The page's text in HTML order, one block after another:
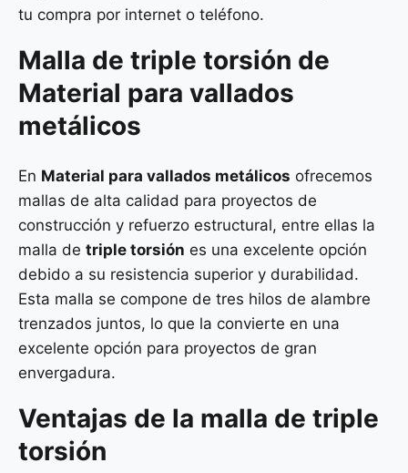
tu compra por internet o teléfono.
Malla de triple torsión de
Material para vallados
metálicos
En Material para vallados metálicos ofrecemos
mallas de alta calidad para proyectos de
construcción y refuerzo estructural, entre ellas la
malla de triple torsión es una excelente opción
debido a su resistencia superior y durabilidad.
Esta malla se compone de tres hilos de alambre
trenzados juntos, lo que la convierte en una
excelente opción para proyectos de gran
envergadura.
Ventajas de la malla de triple
torsión